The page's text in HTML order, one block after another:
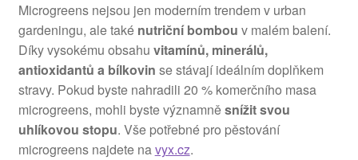
Microgreens nejsou jen moderním trendem v urban
gardeningu, ale také nutriční bombou v malém balení.
Díky vysokému obsahu vitamínů, minerálů,
antioxidantů a bílkovin se stávají ideálním doplňkem
stravy. Pokud byste nahradili 20 % komerčního masa
microgreens, mohli byste významněsnížit svou
uhlíkovou stopu. Vše potřebné pro pěstování
microgreens najdete navyx.cz.